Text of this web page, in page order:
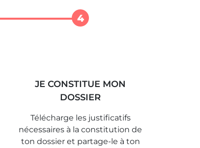
4
JE CONSTITUE MON
DOSSIER
Télécharge les justificatifs
nécessaires à la constitution de
ton dossier et partage-le à ton